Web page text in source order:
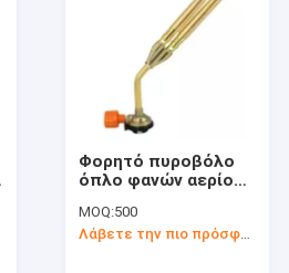
Φορητό πυροβόλο
όπλο φανών αερίου
MOQ:500